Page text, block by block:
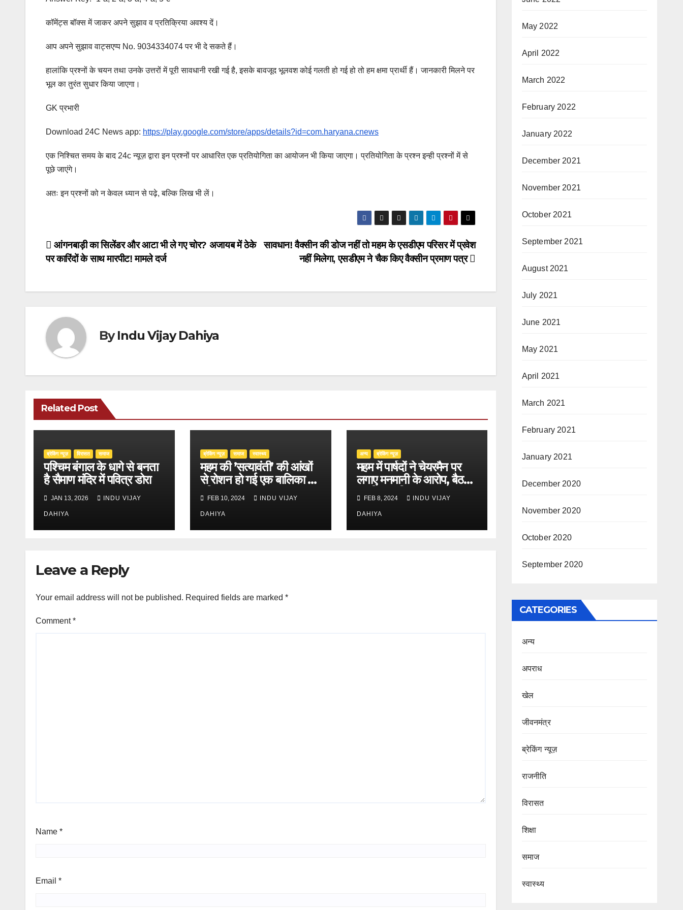
कॉमेंट्स बॉक्स में जाकर अपने सुझाव व प्रतिक्रिया अवश्य दें।
आप अपने सुझाव वाट्सएप्प No. 9034334074 पर भी दे सकते हैं।
हालांकि प्रश्नों के चयन तथा उनके उत्तरों में पूरी सावधानी रखी गई है, इसके बावजूद भूलवश कोई गलती हो गई हो तो हम क्षमा प्रार्थी हैं। जानकारी मिलने पर
भूल का तुरंत सुधार किया जाएगा।
GK प्रभारी
Download 24C News app: https://play.google.com/store/apps/details?id=com.haryana.cnews
एक निश्चित समय के बाद 24c न्यूज़ द्वारा इन प्रश्नों पर आधारित एक प्रतियोगिता का आयोजन भी किया जाएगा। प्रतियोगिता के प्रश्न इन्ही प्रश्नों में से
पूछे जाएंगे।
अतः इन प्रश्नों को न केवल ध्यान से पढ़े, बल्कि लिख भी लें।
Post
navigation
सावधान! वैक्सीन की डोज नहीं तो महम के एसडीएम परिसर में प्रवेश
नहीं मिलेगा, एसडीएम ने चैक किए वैक्सीन प्रमाण पत्र
आंगनबाड़ी का सिलेंडर और आटा भी ले गए चोर? अजायब में ठेके
पर कारिंदों के साथ मारपीट! मामले दर्ज
ByIndu Vijay Dahiya
Related Post
ब्रेकिंग न्यूज़ ‍‍विरासत समाज
पश्चिम बंगाल के धागे से बनता
है सैमाण मंदिर में पवित्र डोरा
JAN 13, 2026 INDU VIJAY
DAHIYA
ब्रेकिंग न्यूज़ समाज स्वास्थ्य
महम की ’सत्यावंती’ की आंखों
से रोशन हो गई एक बालिका की
दुनिया
FEB 10, 2024 INDU VIJAY
DAHIYA
अन्य ब्रेकिंग न्यूज़
महम में पार्षदों ने चेयरमैन पर
लगाए मनमानी के आरोप, बैठक
का किया बहिष्कार
FEB 8, 2024 INDU VIJAY
DAHIYA
Leave a Reply
Your email address will not be published. Required fields are marked *
Comment*
Name *
Email *
May 2022
April 2022
March 2022
February 2022
January 2022
December 2021
November 2021
October 2021
September 2021
August 2021
July 2021
June 2021
May 2021
April 2021
March 2021
February 2021
January 2021
December 2020
November 2020
October 2020
September 2020
CATEGORIES
अन्य
अपराध
खेल
जीवनमंत्र
ब्रेकिंग न्यूज़
राजनीति
‍‍विरासत
शिक्षा
समाज
स्वास्थ्य